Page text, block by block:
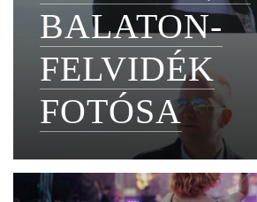
BALATON-
FELVIDÉK
FOTÓSA